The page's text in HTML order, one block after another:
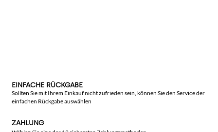
EINFACHE RÜCKGABE
Sollten Sie mit Ihrem Einkauf nicht zufrieden sein, können Sie den Service der
einfachen Rückgabe auswählen
ZAHLUNG